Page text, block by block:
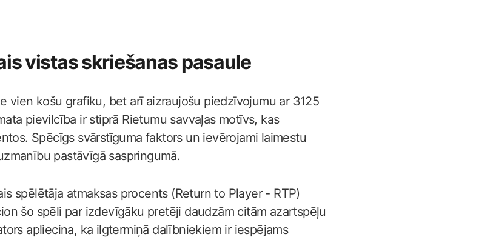
vistas skriešanas pasaule
vien košu grafiku, bet arī aizraujošu piedzīvojumu ar 3125
pievilcība ir stiprā Rietumu savvaļas motīvs, kas
Spēcīgs svārstīguma faktors un ievērojami laimestu
pastāvīgā saspringumā.
spēlētāja atmaksas procents (Return to Player - RTP)
šo spēli par izdevīgāku pretēji daudzām citām azartspēļu
apliecina, ka ilgtermiņā dalībniekiem ir iespējams